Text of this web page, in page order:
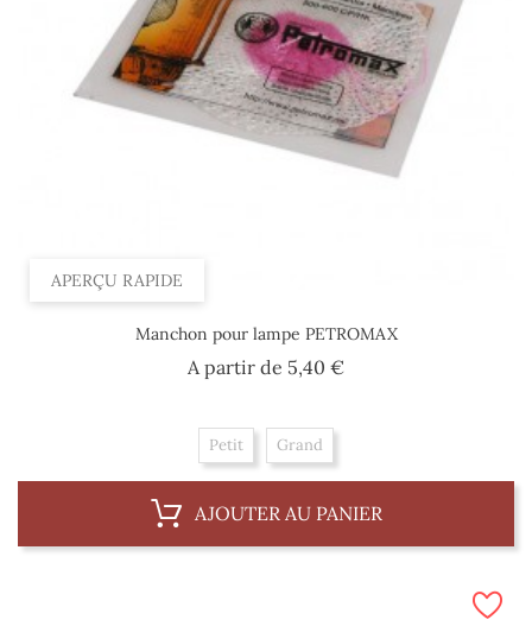
APERÇU RAPIDE
Manchon pour lampe PETROMAX
A partir de 5,40 €Prix
Petit Grand
AJOUTER AU PANIER